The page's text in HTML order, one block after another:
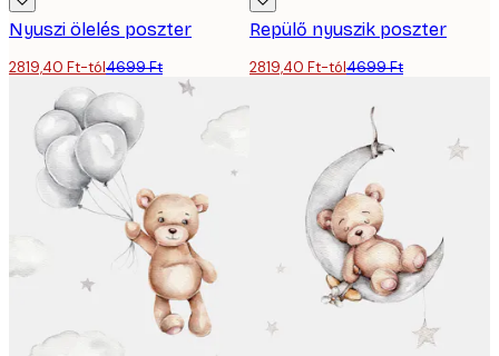
Nyuszi ölelés poszter
2819,40 Ft-tól4699 Ft
Repülő nyuszik poszter
2819,40 Ft-tól4699 Ft